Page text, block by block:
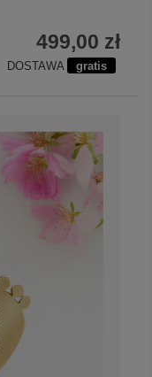
499,00 zł
DOSTAWA gratis